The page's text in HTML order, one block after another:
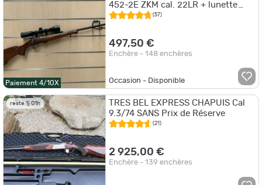
Paiement 4/10X
452-2E ZKM cal. 22LR + lunette
Hawke Vantage 3-9x40
(57)
497,50 €
Enchère - 148 enchères
Occasion - Disponible
reste 1j 01h
TRES BEL EXPRESS CHAPUIS Cal
9.3/74 SANS Prix de Réserve
(21)
2 925,00 €
Enchère - 139 enchères